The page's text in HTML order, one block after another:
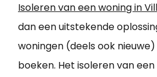
Isoleren van een woning in
dan een uitstekende
woningen (deels ook
boeken. Het isoleren van